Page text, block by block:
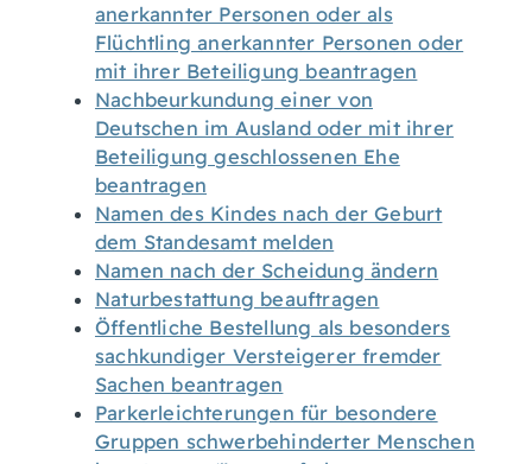
anerkannter Personen oder als
Flüchtling anerkannter Personen oder
mit ihrer Beteiligung beantragen
Nachbeurkundung einer von
Deutschen im Ausland oder mit ihrer
Beteiligung geschlossenen Ehe
beantragen
Namen des Kindes nach der Geburt
dem Standesamt melden
Namen nach der Scheidung ändern
Naturbestattung beauftragen
Öffentliche Bestellung als besonders
sachkundiger Versteigerer fremder
Sachen beantragen
Parkerleichterungen für besondere
Gruppen schwerbehinderter Menschen